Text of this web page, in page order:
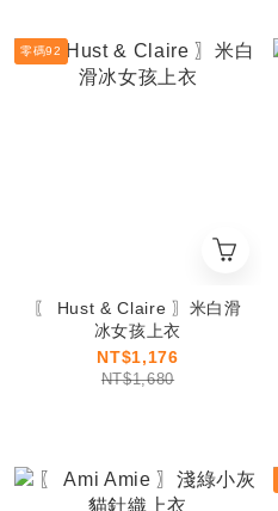
零碼92
〖 Hust & Claire 〗米白滑
冰女孩上衣
NT$1,176
NT$1,680